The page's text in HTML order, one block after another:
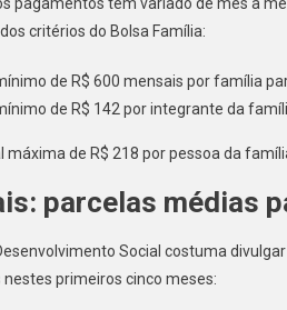
critérios do Bolsa Família:
de R$ 600 mensais por família
de R$ 142 por integrante da
máxima de R$ 218 por pessoa da
parcelas médias
Social costuma
primeiros cinco meses: